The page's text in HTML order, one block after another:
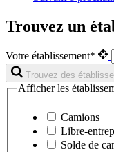
Trouvez un
Votre établissement*
Trouvez des
Afficher les
Camions
Libre-
Solde de